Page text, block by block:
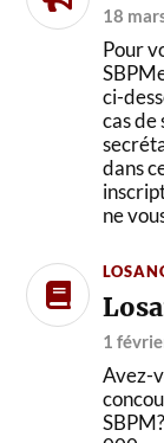
18
Pour
ci-
cas de
dans
ne
1
Avez-